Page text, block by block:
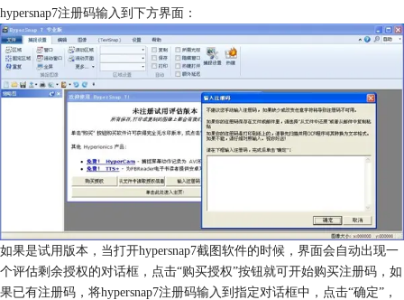
hypersnap7注册码输入到下方界面：
如果是试用版本，当打开hypersnap7截图软件的时候，界面会自动出现一
个评估剩余授权的对话框，点击“购买授权”按钮就可开始购买注册码，如
果已有注册码，将hypersnap7注册码输入到指定对话框中，点击“确定”，